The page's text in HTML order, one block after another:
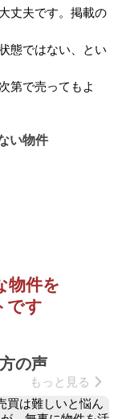
丈夫です。掲載の
態ではない、とい
第で売ってもよ
い物件
物件を
です
の声
もっと見る